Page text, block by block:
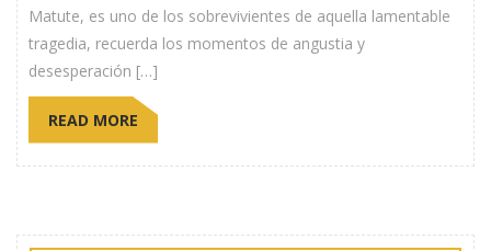
Matute, es uno de los sobrevivientes de aquella lamentable
tragedia, recuerda los momentos de angustia y
desesperación […]
READ MORE